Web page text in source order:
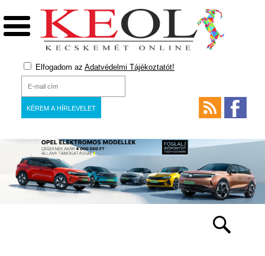
Elfogadom az Adatvédelmi Tájékoztatót!